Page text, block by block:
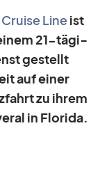
Lineist
21-tä­gi­
ge­stellt
auf ei­ner
zu ih­rem
in Flo­rida.